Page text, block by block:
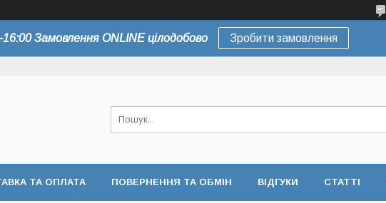
Замовлення ONLINE цілодобово Зробити замовлення
ТА ОПЛАТА ПОВЕРНЕННЯ ТА ОБМІН ВІДГУКИ СТАТТІ